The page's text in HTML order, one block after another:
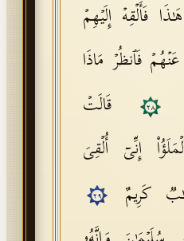
فَأَلۡقِهۡ إِلَیۡهِمۡ
فَٱنظُرۡ مَاذَا
٢٨
قَالَتۡ
إِنِّیۤ أُلۡقِیَ
كَرِیمٌ
٢٩